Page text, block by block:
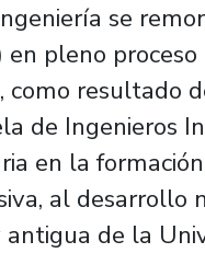
se
pleno
resultado
de Ingenieros
en la
al desarrollo
de la